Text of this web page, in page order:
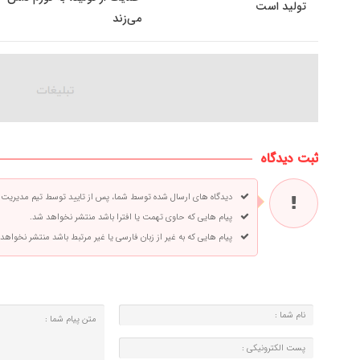
تولید است
می‌زند
ثبت دیدگاه
دیدگاه های ارسال شده توسط شما، پس از تایید توسط تیم
پیام هایی که حاوی تهمت یا افترا باشد منتشر نخواهد شد.
پیام هایی که به غیر از زبان فارسی یا غیر مرتبط باشد منتشر